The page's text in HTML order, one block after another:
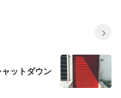
ットダウン